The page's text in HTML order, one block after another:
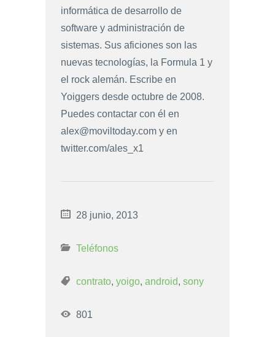
informática de desarrollo de
software y administración de
sistemas. Sus aficiones son las
nuevas tecnologías, la Formula 1 y
el rock alemán. Escribe en
Yoiggers desde octubre de 2008.
Puedes contactar con él en
alex@moviltoday.com y en
twitter.com/ales_x1
28 junio, 2013
Teléfonos
contrato, yoigo, android, sony
801